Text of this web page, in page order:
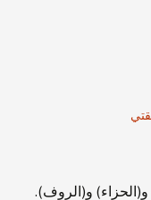
و(الروف).